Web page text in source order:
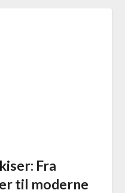
Fra
til moderne